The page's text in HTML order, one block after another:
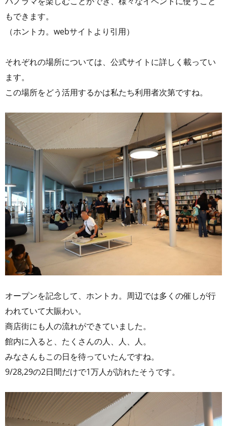
もできます。
（ホントカ。webサイトより引用）
それぞれの場所については、公式サイトに詳しく載ってい
ます。
この場所をどう活用するかは私たち利用者次第ですね。
オープンを記念して、ホントカ。周辺では多くの催しが行
われていて大賑わい。
商店街にも人の流れができていました。
館内に入ると、たくさんの人、人、人。
みなさんもこの日を待っていたんですね。
9/28,29の2日間だけで1万人が訪れたそうです。